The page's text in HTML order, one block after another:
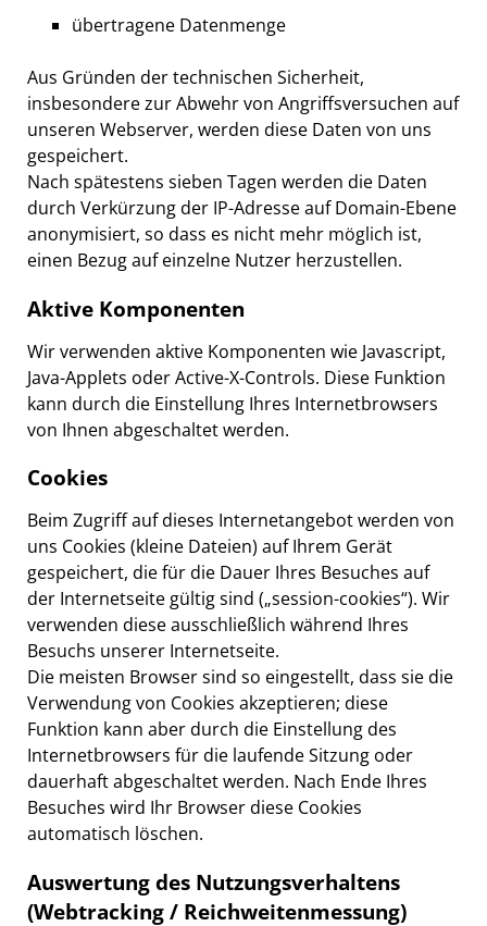
übertragene Datenmenge
Aus Gründen der technischen Sicherheit,
insbesondere zur Abwehr von Angriffsversuchen auf
unseren Webserver, werden diese Daten von uns
gespeichert.
Nach spätestens sieben Tagen werden die Daten
durch Verkürzung der IP-Adresse auf Domain-Ebene
anonymisiert, so dass es nicht mehr möglich ist,
einen Bezug auf einzelne Nutzer herzustellen.
Aktive Komponenten
Wir verwenden aktive Komponenten wie Javascript,
Java-Applets oder Active-X-Controls. Diese Funktion
kann durch die Einstellung Ihres Internetbrowsers
von Ihnen abgeschaltet werden.
Cookies
Beim Zugriff auf dieses Internetangebot werden von
uns Cookies (kleine Dateien) auf Ihrem Gerät
gespeichert, die für die Dauer Ihres Besuches auf
der Internetseite gültig sind („session-cookies“). Wir
verwenden diese ausschließlich während Ihres
Besuchs unserer Internetseite.
Die meisten Browser sind so eingestellt, dass sie die
Verwendung von Cookies akzeptieren; diese
Funktion kann aber durch die Einstellung des
Internetbrowsers für die laufende Sitzung oder
dauerhaft abgeschaltet werden. Nach Ende Ihres
Besuches wird Ihr Browser diese Cookies
automatisch löschen.
Auswertung des Nutzungsverhaltens
(Webtracking / Reichweitenmessung)